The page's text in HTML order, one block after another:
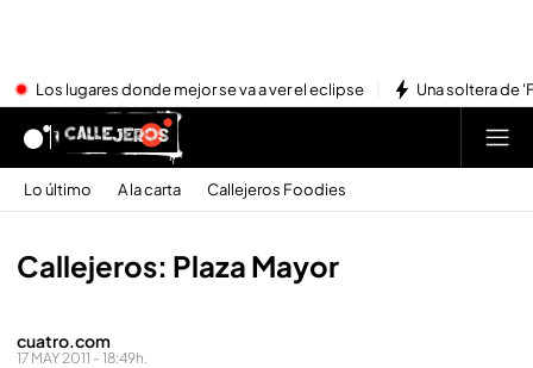
Los lugares donde mejor se va a ver el eclipse Una soltera de
Lo último A la carta Callejeros Foodies
Callejeros: Plaza Mayor
cuatro.com
17 MAY 2011 - 18:49h.